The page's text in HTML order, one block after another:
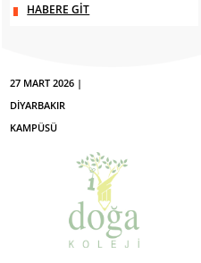
HABERE GİT
27 MART 2026 |
DİYARBAKIR
KAMPÜSÜ